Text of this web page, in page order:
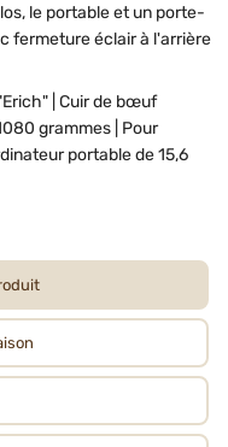
le portable et un porte-
fermeture éclair à l'arrière
| Cuir de bœuf
grammes | Pour
portable de 15,6